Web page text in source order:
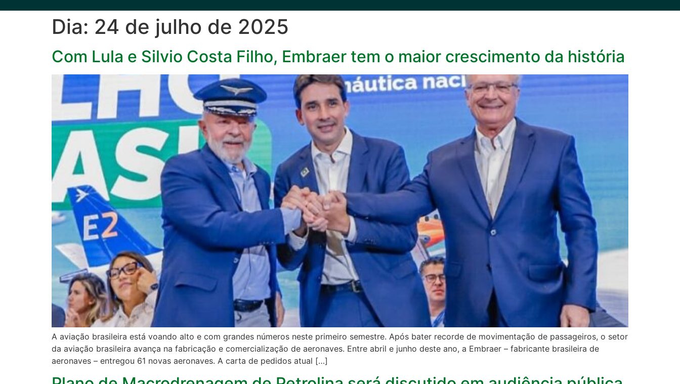
Dia: 24 de julho de 2025
Com Lula e Silvio Costa Filho, Embraer tem o maior crescimento da história
A aviação brasileira está voando alto e com grandes números neste primeiro semestre. Após bater recorde de movimentação de passageiros, o setor
da aviação brasileira avança na fabricação e comercialização de aeronaves. Entre abril e junho deste ano, a Embraer – fabricante brasileira de
aeronaves – entregou 61 novas aeronaves. A carta de pedidos atual […]